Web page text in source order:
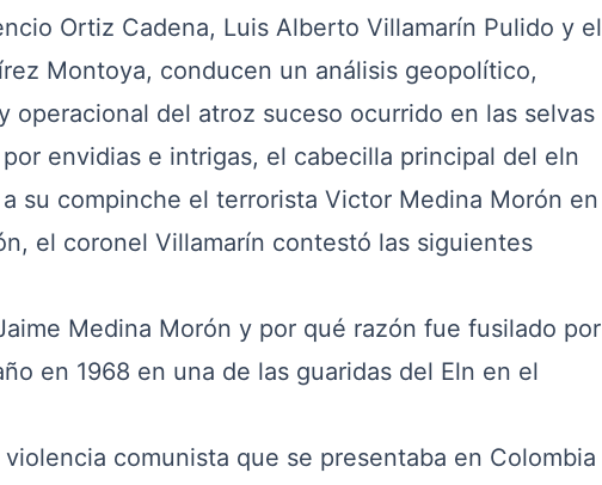
Ortiz Cadena, Luis Alberto Villamarín Pulido y el
Montoya, conducen un análisis geopolítico,
operacional del atroz suceso ocurrido en las selvas
envidias e intrigas, el cabecilla principal del eln
su compinche el terrorista Victor Medina Morón en
el coronel Villamarín contestó las siguientes
Medina Morón y por qué razón fue fusilado por
en 1968 en una de las guaridas del Eln en el
comunista que se presentaba en Colombia